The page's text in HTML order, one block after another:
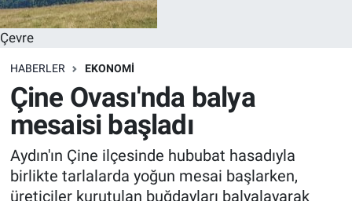
Çevre
HABERLER EKONOMI
Çine Ovası'nda balya
mesaisi başladı
Aydın'ın Çine ilçesinde hububat hasadıyla
birlikte tarlalarda yoğun mesai başlarken,
üreticiler kurutulan buğdayları balyalayarak